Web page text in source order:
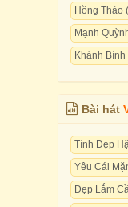
Hồng Thảo
Mạnh
Khánh
Bài hát
Tình Đẹp
Yêu Cái
Đẹp Lắm